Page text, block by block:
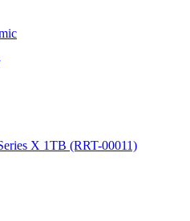
X 1TB (RRT-00011)